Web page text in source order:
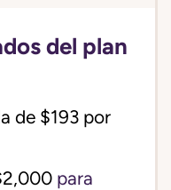
del plan
de $193 por
para